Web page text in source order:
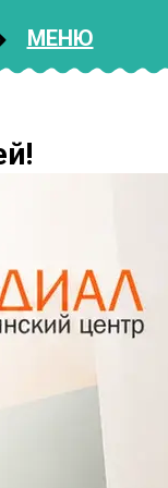
МЕНЮ
УСЛУГИ